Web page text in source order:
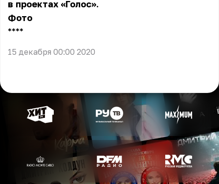
в проектах «Голос».
Фото
** **
15 декабря 00:00 2020